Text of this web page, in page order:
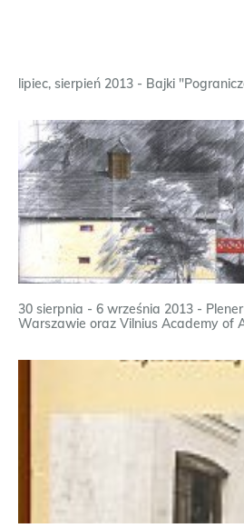
lipiec, sierpień 2013 - Bajki
30 sierpnia - 6 września 2013 -
Warszawie oraz Vilnius Academy of